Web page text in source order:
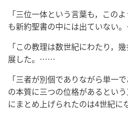
「三位一体という言葉も，この
も新約聖書の中には出ていない
「この教理は数世紀にわたり，
展した。……
「三者が別個でありながら単一
の本質に三つの位格があるとい
にまとめ上げられたのは4世紀に